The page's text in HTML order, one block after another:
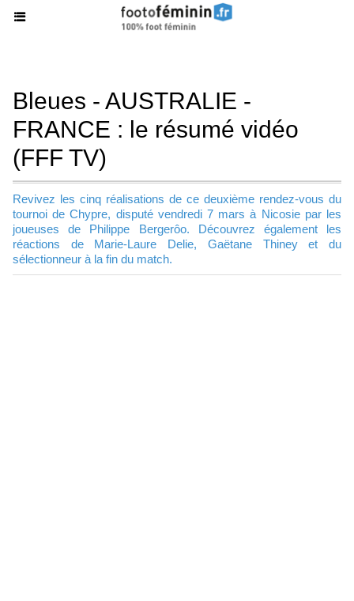
Bleues - AUSTRALIE -
FRANCE : le résumé vidéo
(FFF TV)
Revivez les cinq réalisations de ce deuxième rendez-vous du
tournoi de Chypre, disputé vendredi 7 mars à Nicosie par les
joueuses de Philippe Bergerôo. Découvrez également les
réactions de Marie-Laure Delie, Gaëtane Thiney et du
sélectionneur à la fin du match.